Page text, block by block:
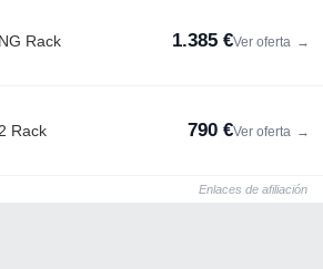
Rack 1.385 €Ver oferta →
Rack 790 €Ver oferta →
Enlaces de afiliación